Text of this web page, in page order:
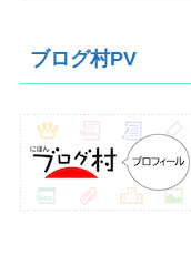
ブ
ブログ村PV